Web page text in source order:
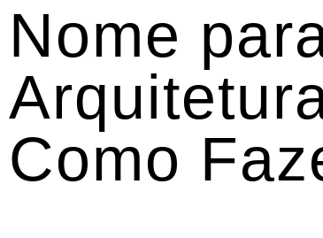
Nome
Como